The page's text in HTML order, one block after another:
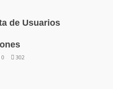
de Usuarios
0 302